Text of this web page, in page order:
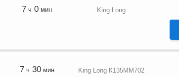
7 ч 0 мин King Long
7 ч 30мин King Long К135ММ702